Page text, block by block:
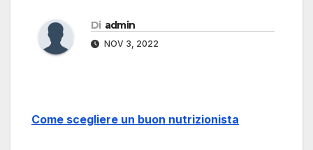
Di admin
NOV 3, 2022
Come scegliere un buon nutrizionista